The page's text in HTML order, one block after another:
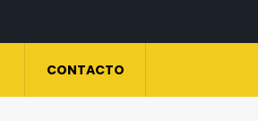
CONTACTO